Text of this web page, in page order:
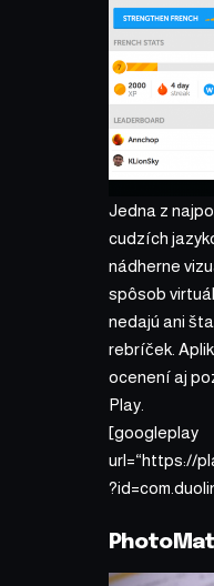
Jedna z
cudzích
nádherne
spôsob
nedajú ani
rebríček.
ocenení aj
Play.
[googleplay
url=“https://